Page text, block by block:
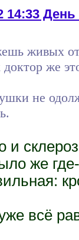
14:33 День
живых
доктор же
не
и
же
всё